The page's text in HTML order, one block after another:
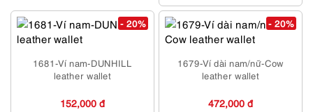
- 20%
1681-Ví nam-DUNHILL
leather wallet
152,000 đ
- 20%
1679-Ví dài nam/nữ-Cow
leather wallet
472,000 đ